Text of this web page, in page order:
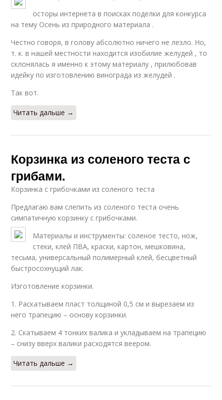
осторы интернета в поисках поделки для конкурса
на тему Осень из природного материала .
Честно говоря, в голову абсолютно ничего не лезло. Но,
т. к. в нашей местности находится изобилие желудей , то
склонялась я именно к этому материалу , прилюбовав
идейку по изготовлению винограда из желудей .
Так вот.
Читать дальше →
Корзинка из соленого теста с
грибами.
Корзинка с грибочками из соленого теста
Предлагаю вам слепить из соленого теста очень
симпатичную корзинку с грибочками.
Материалы и инструменты: соленое тесто, нож,
стеки, клей ПВА, краски, картон, мешковина,
тесьма, универсальный полимерный клей, бесцветный
быстросохнущий лак.
Изготовление корзинки.
1. Раскатываем пласт толщиной 0,5 см и вырезаем из
него трапецию – основу корзинки.
2. Скатываем 4 тонких валика и укладываем на трапецию
– снизу вверх валики расходятся веером.
Читать дальше →